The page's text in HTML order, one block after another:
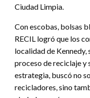
Ciudad Limpia.
Con escobas, bolsas
RECIL logró que los
localidad de Kennedy,
proceso de reciclaje y
estrategia, buscó no
recicladores, sino